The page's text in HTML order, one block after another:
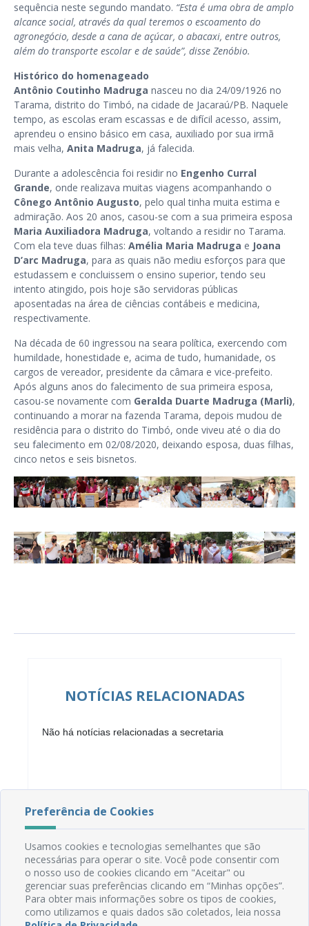
sequência neste segundo mandato. “Esta é uma obra de amplo
alcance social, através da qual teremos o escoamento do
agronegócio, desde a cana de açúcar, o abacaxi, entre outros,
além do transporte escolar e de saúde”, disse Zenóbio.
Histórico do homenageado
Antônio Coutinho Madruga nasceu no dia 24/09/1926 no
Tarama, distrito do Timbó, na cidade de Jacaraú/PB. Naquele
tempo, as escolas eram escassas e de difícil acesso, assim,
aprendeu o ensino básico em casa, auxiliado por sua irmã
mais velha, Anita Madruga, já falecida.
Durante a adolescência foi residir no Engenho Curral
Grande, onde realizava muitas viagens acompanhando o
Cônego Antônio Augusto, pelo qual tinha muita estima e
admiração. Aos 20 anos, casou-se com a sua primeira esposa
Maria Auxiliadora Madruga, voltando a residir no Tarama.
Com ela teve duas filhas: Amélia Maria Madruga e Joana
D’arc Madruga, para as quais não mediu esforços para que
estudassem e concluissem o ensino superior, tendo seu
intento atingido, pois hoje são servidoras públicas
aposentadas na área de ciências contábeis e medicina,
respectivamente.
Na década de 60 ingressou na seara política, exercendo com
humildade, honestidade e, acima de tudo, humanidade, os
cargos de vereador, presidente da câmara e vice-prefeito.
Após alguns anos do falecimento de sua primeira esposa,
casou-se novamente com Geralda Duarte Madruga (Marli),
continuando a morar na fazenda Tarama, depois mudou de
residência para o distrito do Timbó, onde viveu até o dia do
seu falecimento em 02/08/2020, deixando esposa, duas filhas,
cinco netos e seis bisnetos.
NOTÍCIAS RELACIONADAS
Não há notícias relacionadas a secretaria
Rua do Imperador, 78, Centro
Preferência de Cookies
Usamos cookies e tecnologias semelhantes que são
necessárias para operar o site. Você pode consentir com
o nosso uso de cookies clicando em "Aceitar" ou
gerenciar suas preferências clicando em “Minhas opções”.
Para obter mais informações sobre os tipos de cookies,
como utilizamos e quais dados são coletados, leia nossa